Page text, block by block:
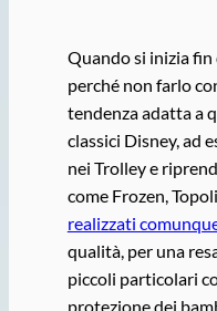
Quando si inizia fin
perché non farlo
tendenza adatta a
classici Disney, ad
nei Trolley e
come Frozen,
realizzati
qualità, per una
piccoli particolari
protezione dei